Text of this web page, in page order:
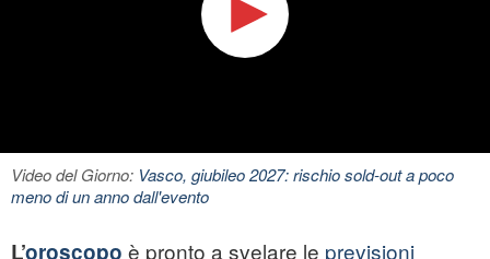
Video del Giorno: Vasco, giubileo 2027: rischio sold-out a poco
meno di un anno dall'evento
L’oroscopo è pronto a svelare le previsioni